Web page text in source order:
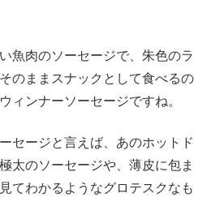
魚肉のソーセージで、朱色のラ
のままスナックとして食べるの
ィンナーソーセージですね。
セージと言えば、あのホットド
太のソーセージや、薄皮に包ま
てわかるようなグロテスクなも